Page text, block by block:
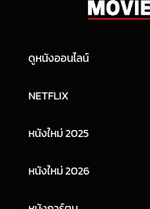
ดูหนังออนไลน์
หนังจีน
NETFLIX
หนังใหม่ 2025
หนังใหม่ 2026